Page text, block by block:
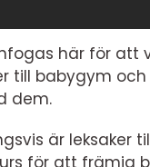
här för att
till babygym
dem.
är leksaker